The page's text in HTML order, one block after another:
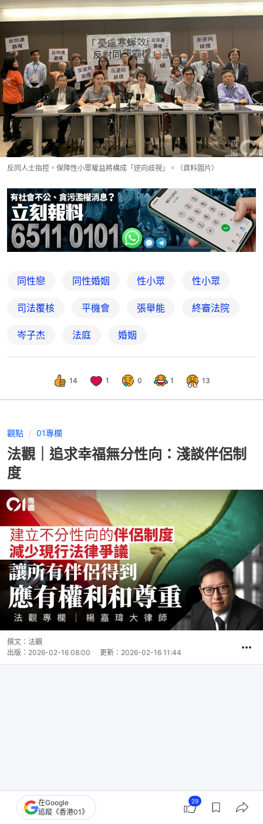
反同人士指控，保障性小眾權益將構成「逆向歧視」。（資料圖片）
同性戀 同性婚姻 性小眾 性小眾
司法覆核 平機會 張舉能 終審法院
岑子杰 法庭 婚姻
14 1 0 1 13
觀點 01專欄
法觀｜追求幸福無分性向：淺談伴侶制
度
撰文： 法觀
出版： 2026-02-16 08:00 更新： 2026-02-16 11:44
在Google
追蹤《香港01》
29